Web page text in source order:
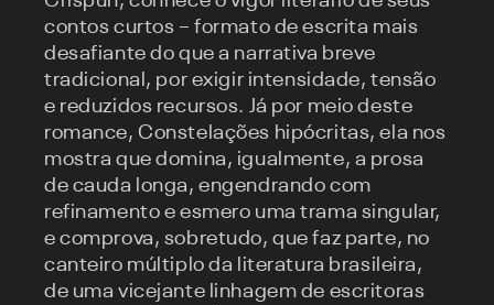
contos curtos – formato de escrita mais
desafiante do que a narrativa breve
tradicional, por exigir intensidade, tensão
e reduzidos recursos. Já por meio deste
romance, Constelações hipócritas, ela nos
mostra que domina, igualmente, a prosa
de cauda longa, engendrando com
refinamento e esmero uma trama singular,
e comprova, sobretudo, que faz parte, no
canteiro múltiplo da literatura brasileira,
de uma vicejante linhagem de escritoras